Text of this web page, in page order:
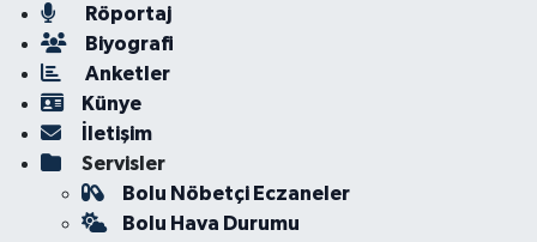
Röportaj
Biyografi
Anketler
Künye
İletişim
Servisler
Bolu Nöbetçi Eczaneler
Bolu Hava Durumu